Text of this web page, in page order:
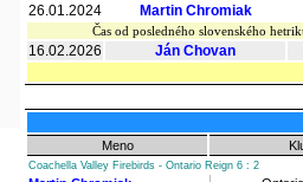
26.01.2024 Martin Chromiak
Čas od posledného slovenského
16.02.2026 Ján Chovan
Meno
Coachella Valley Firebirds - Ontario Reign 6 : 2